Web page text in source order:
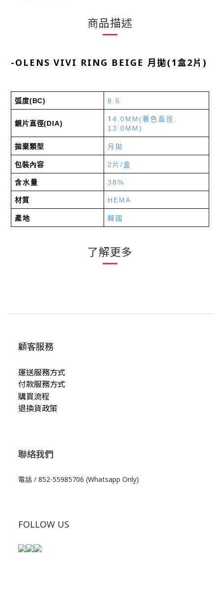
商品描述
-OLENS VIVI RING BEIGE 月拋(1盒2片)
弧度(BC) 8.6
鏡片直徑(DIA) 14.0MM (著色直徑:
13.0MM)
拋棄類型 月拋
包裝內容 2 片/盒
含水量 38%
材質 HEMA
產地 韓國
了解更多
顧客服務
運送服務方式
付款服務方式
購買流程
退換貨政策
聯絡我們
電話 / 852-55985706 (Whatsapp Only)
FOLLOW US